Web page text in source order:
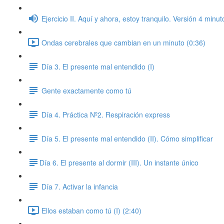
Ejercicio II. Aquí y ahora, estoy tranquilo. Versión 4
Ondas cerebrales que cambian en un minuto (0:36)
Día 3. El presente mal entendido (I)
Gente exactamente como tú
Día 4. Práctica Nº2. Respiración express
Día 5. El presente mal entendido (II). Cómo simplificar
​Día 6. El presente al dormir (III). Un instante único
Día 7. Activar la infancia
Ellos estaban como tú (I) (2:40)